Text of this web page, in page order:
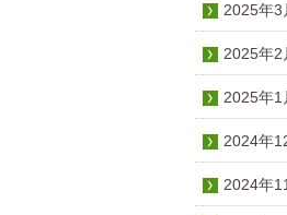
2025年3
2025年2
2025年1
2024年
2024年